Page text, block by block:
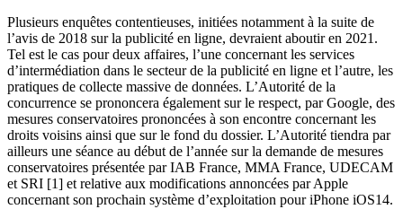
Plusieurs enquêtes contentieuses, initiées notamment à la suite de
l’avis de 2018 sur la publicité en ligne, devraient aboutir en 2021.
Tel est le cas pour deux affaires, l’une concernant les services
d’intermédiation dans le secteur de la publicité en ligne et l’autre, les
pratiques de collecte massive de données. L’Autorité de la
concurrence se prononcera également sur le respect, par Google, des
mesures conservatoires prononcées à son encontre concernant les
droits voisins ainsi que sur le fond du dossier. L’Autorité tiendra par
ailleurs une séance au début de l’année sur la demande de mesures
conservatoires présentée par IAB France, MMA France, UDECAM
et SRI [1] et relative aux modifications annoncées par Apple
concernant son prochain système d’exploitation pour iPhone iOS14.